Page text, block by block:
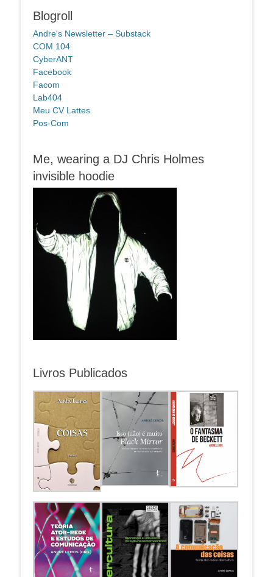
Blogroll
Andre's Newsletter – Substack
COM 104
CyberANT
Facebook
Facom
Lab404
Meu CV Lattes
Pos-Com
Me, wearing a DJ Chris Holmes
invisible hoodie
Livros Publicados